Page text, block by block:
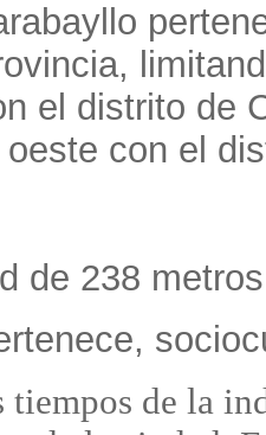
el distrito de
con el
de 238
tiempos de la